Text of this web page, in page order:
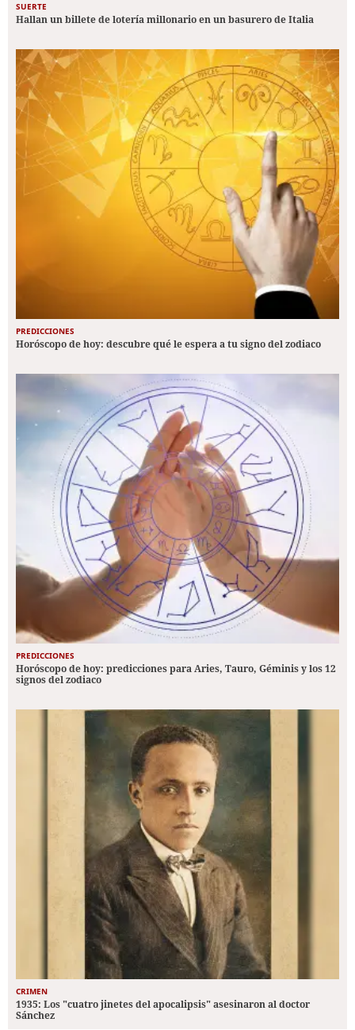
SUERTE
Hallan un billete de lotería millonario en un basurero de Italia
PREDICCIONES
Horóscopo de hoy: descubre qué le espera a tu signo del zodiaco
PREDICCIONES
Horóscopo de hoy: predicciones para Aries, Tauro, Géminis y los 12
signos del zodiaco
CRIMEN
1935: Los "cuatro jinetes del apocalipsis" asesinaron al doctor
Sánchez